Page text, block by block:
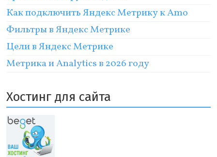
Как подключить Яндекс Метрику к Amo
Фильтры в Яндекс Метрике
Цели в Яндекс Метрике
Метрика и Analytics в 2026 году
Хостинг для сайта